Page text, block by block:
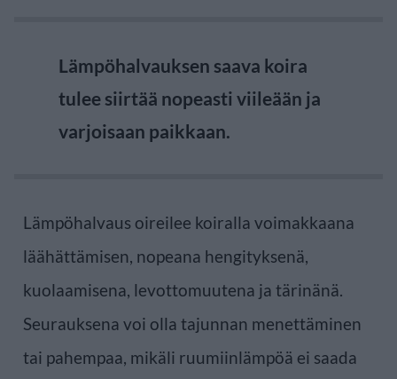
Lämpöhalvauksen saava koira
tulee siirtää nopeasti viileään ja
varjoisaan paikkaan.
Lämpöhalvaus oireilee koiralla voimakkaana
läähättämisen, nopeana hengityksenä,
kuolaamisena, levottomuutena ja tärinänä.
Seurauksena voi olla tajunnan menettäminen
tai pahempaa, mikäli ruumiinlämpöä ei saada